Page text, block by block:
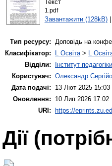
Текст
1.pdf
Завантажити (128kB)|
Тип ресурсу: Доповідь на
Класифікатор:
L Освіта> L
Відділи:
Інститут педагогіки
Користувач: Олександр
Дата подачі:
13 Лют 2025 15:03
Оновлення:
10 Лип 2026 17:02
URI:
https://
Дії